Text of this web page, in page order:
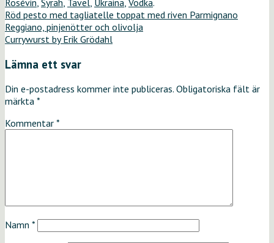
Röd pesto med tagliatelle toppat med riven Parmignano
Reggiano, pinjenötter och olivolja
Currywurst by Erik Grödahl
Lämna ett svar
Din e-postadress kommer inte publiceras. Obligatoriska fält är
märkta *
Kommentar *
Namn *